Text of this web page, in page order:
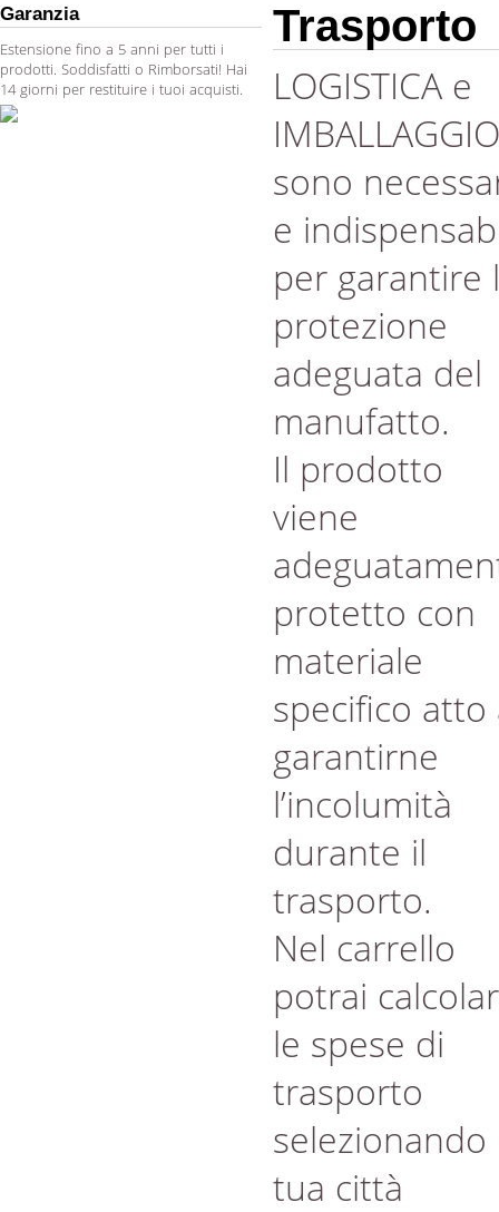
Garanzia
Estensione fino a 5 anni per tutti i
prodotti. Soddisfatti o Rimborsati! Hai
14 giorni per restituire i tuoi acquisti.
Trasporto
LOGISTICA e
IMBALLAGGIO
sono
e
per garantire
protezione
adeguata del
manufatto.
Il prodotto
viene
protetto con
materiale
specifico atto
garantirne
l’incolumità
durante il
trasporto.
Nel carrello
potrai
le spese di
trasporto
selezionando
tua città